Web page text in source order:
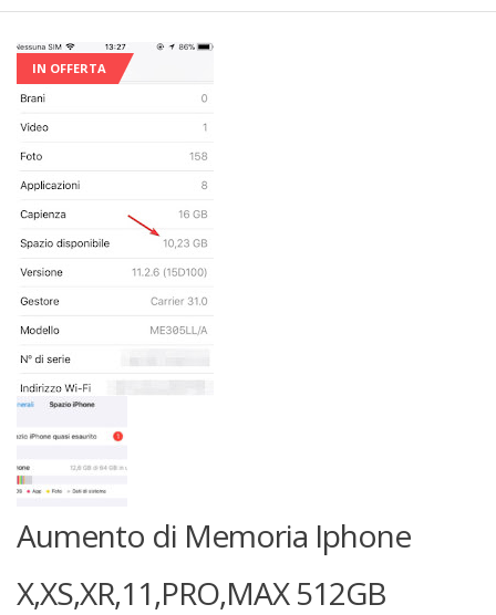
IN OFFERTA
Aumento di Memoria Iphone
X,XS,XR,11,PRO,MAX 512GB